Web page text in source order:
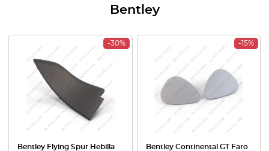
Bentley
-30%
Bentley Flying Spur Hebilla
-15%
Bentley Continental GT Faro